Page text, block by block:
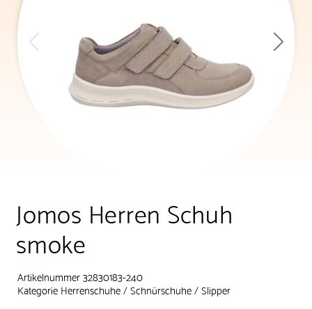
Jomos Herren Schuh
smoke
Artikelnummer 32830183-240
KategorieHerrenschuhe/Schnürschuhe/Slipper